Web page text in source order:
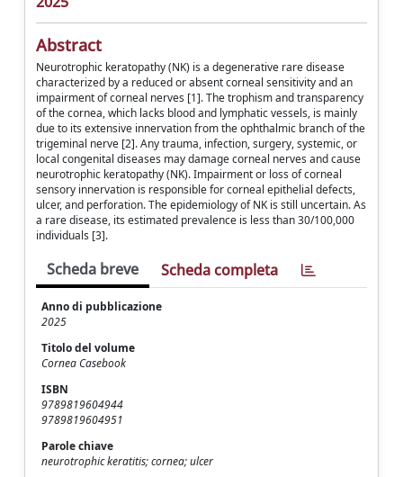
Abstract
Neurotrophic keratopathy (NK) is a degenerative rare disease
characterized by a reduced or absent corneal sensitivity and an
impairment of corneal nerves [1]. The trophism and transparency
of the cornea, which lacks blood and lymphatic vessels, is mainly
due to its extensive innervation from the ophthalmic branch of the
trigeminal nerve [2]. Any trauma, infection, surgery, systemic, or
local congenital diseases may damage corneal nerves and cause
neurotrophic keratopathy (NK). Impairment or loss of corneal
sensory innervation is responsible for corneal epithelial defects,
ulcer, and perforation. The epidemiology of NK is still uncertain. As
a rare disease, its estimated prevalence is less than 30/100,000
individuals [3].
Scheda breve Scheda completa
Anno di pubblicazione
2025
Titolo del volume
Cornea Casebook
ISBN
9789819604944
9789819604951
Parole chiave
neurotrophic keratitis; cornea; ulcer